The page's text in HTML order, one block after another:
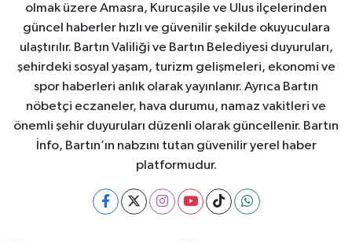
olmak üzere Amasra, Kurucaşile ve Ulus ilçelerinden
güncel haberler hızlı ve güvenilir şekilde okuyuculara
ulaştırılır. Bartın Valiliği ve Bartın Belediyesi duyuruları,
şehirdeki sosyal yaşam, turizm gelişmeleri, ekonomi ve
spor haberleri anlık olarak yayınlanır. Ayrıca Bartın
nöbetçi eczaneler, hava durumu, namaz vakitleri ve
önemli şehir duyuruları düzenli olarak güncellenir. Bartın
İnfo, Bartın’ın nabzını tutan güvenilir yerel haber
platformudur.